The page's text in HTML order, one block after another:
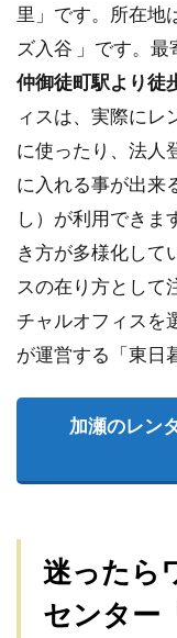
里」です。所在地
ズ入谷 」です。最
仲御徒町駅より徒
ィスは、実際にレ
に使ったり、法人
に入れる事が出来
し）が利用できま
き方が多様化して
スの在り方として
チャルオフィスを
が運営する「東日
加瀬のレン
迷ったら
センター